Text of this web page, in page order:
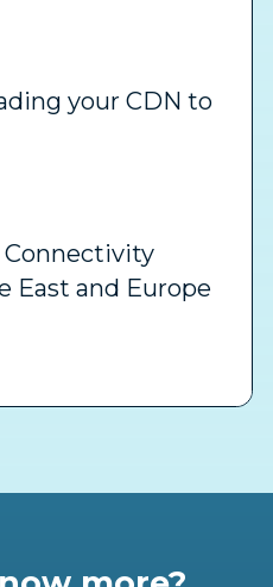
your CDN to
Connectivity
East and Europe